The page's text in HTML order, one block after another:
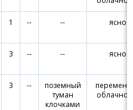
1 -- -- ясно
3 -- -- ясно
3 --
поземный
туман
клочками